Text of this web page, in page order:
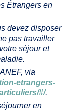
Étrangers en
devez disposer
pas travailler
séjour et
via
etrangers-
#/.
en